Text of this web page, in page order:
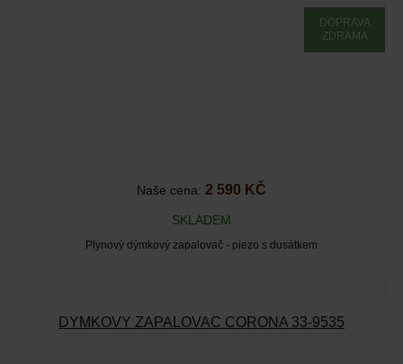
DOPRAVA
ZDRAMA
Naše cena: 2 590 KČ
SKLADEM
Plynový dýmkový zapalovač - piezo s dusátkem
DÝMKOVÝ ZAPALOVAČ CORONA 33-9535